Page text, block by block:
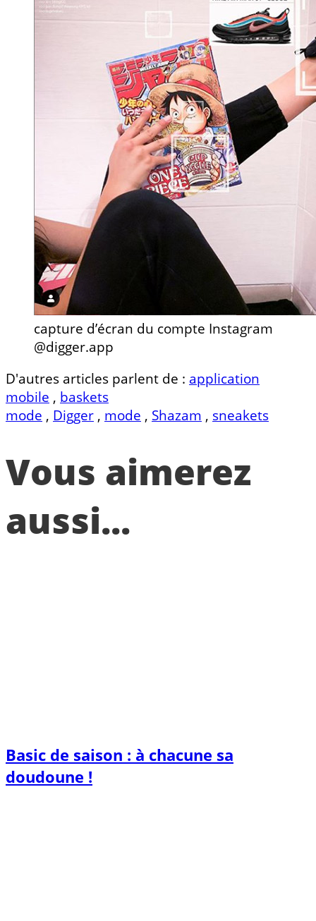
capture d’écran du compte Instagram
@digger.app
D'autres articles parlent de : application
mobile , baskets
mode , Digger , mode , Shazam , sneakets
Vous aimerez
aussi...
Basic de saison : à chacune sa
doudoune !